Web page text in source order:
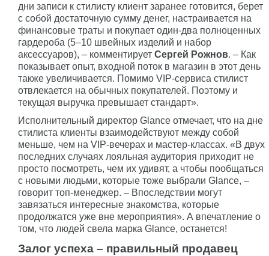
дни записи к стилисту клиент заранее готовится, берет
с собой достаточную сумму денег, настраивается на
финансовые траты и покупает один-два полноценных
гардероба (5–10 швейных изделий и набор
аксессуаров), – комментирует Сергей Рожнов. – Как
показывает опыт, входной поток в магазин в этот день
также увеличивается. Помимо VIP-сервиса стилист
отвлекается на обычных покупателей. Поэтому и
текущая выручка превышает стандарт».
Исполнительный директор Glance отмечает, что на дне
стилиста клиенты взаимодействуют между собой
меньше, чем на VIP-вечерах и мастер-классах. «В двух
последних случаях лояльная аудитория приходит не
просто посмотреть, чем их удивят, а чтобы пообщаться
с новыми людьми, которые тоже выбрали Glance, –
говорит топ-менеджер. – Впоследствии могут
завязаться интересные знакомства, которые
продолжатся уже вне мероприятия». А впечатление о
том, что людей свела марка Glance, останется!
Залог успеха – правильный продавец